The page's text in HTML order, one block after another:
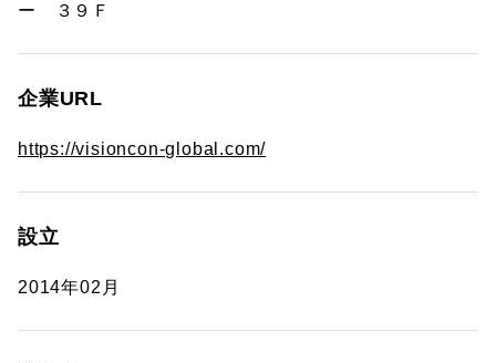
ー ３９Ｆ
企業URL
https://visioncon-global.com/
設立
2014年02月